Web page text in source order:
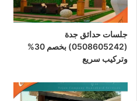
جلسات حدائق جدة
(0508605242) بخصم 30%
وتركيب سريع